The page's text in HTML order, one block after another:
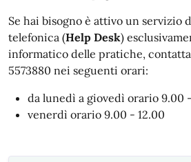
Se hai bisogno è attivo un servizio
telefonica (Help Desk)
informatico delle pratiche,
5573880 nei seguenti orari:
da lunedì a giovedì orario 9.00
venerdì orario 9.00 - 12.00